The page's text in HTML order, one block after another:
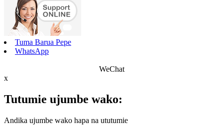
Tuma Barua Pepe
WhatsApp
WeChat
x
Tutumie ujumbe wako:
Andika ujumbe wako hapa na ututumie